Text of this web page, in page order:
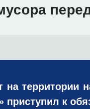
территории
приступил к